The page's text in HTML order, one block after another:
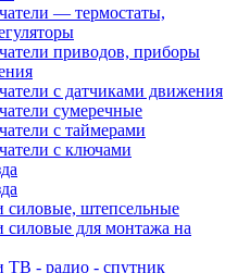
— термостаты,
приводов, приборы
с датчиками движения
сумеречные
с таймерами
с ключами
силовые, штепсельные
силовые для монтажа на
ТВ - радио - спутник